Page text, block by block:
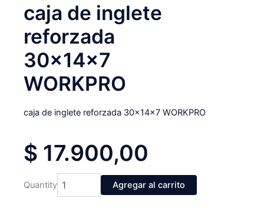
caja de inglete
reforzada
30x14x7
WORKPRO
caja de inglete reforzada 30x14x7 WORKPRO
$ 17.900,00
Quantity de
Agregar al carrito